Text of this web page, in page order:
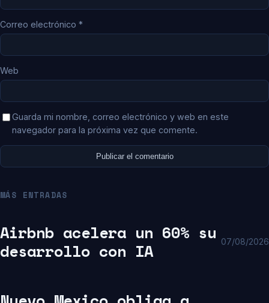
Correo electrónico *
Web
Guarda mi nombre, correo electrónico y web en este
navegador para la próxima vez que comente.
MÁS ENTRADAS
Airbnb acelera un 60% su
desarrollo con IA
07/08/2026